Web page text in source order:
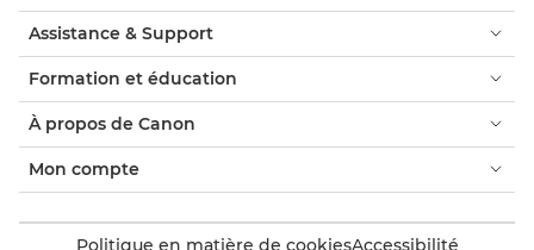
Assistance & Support
Formation et éducation
À propos de Canon
Mon compte
Politique en matière de cookiesAccessibilité